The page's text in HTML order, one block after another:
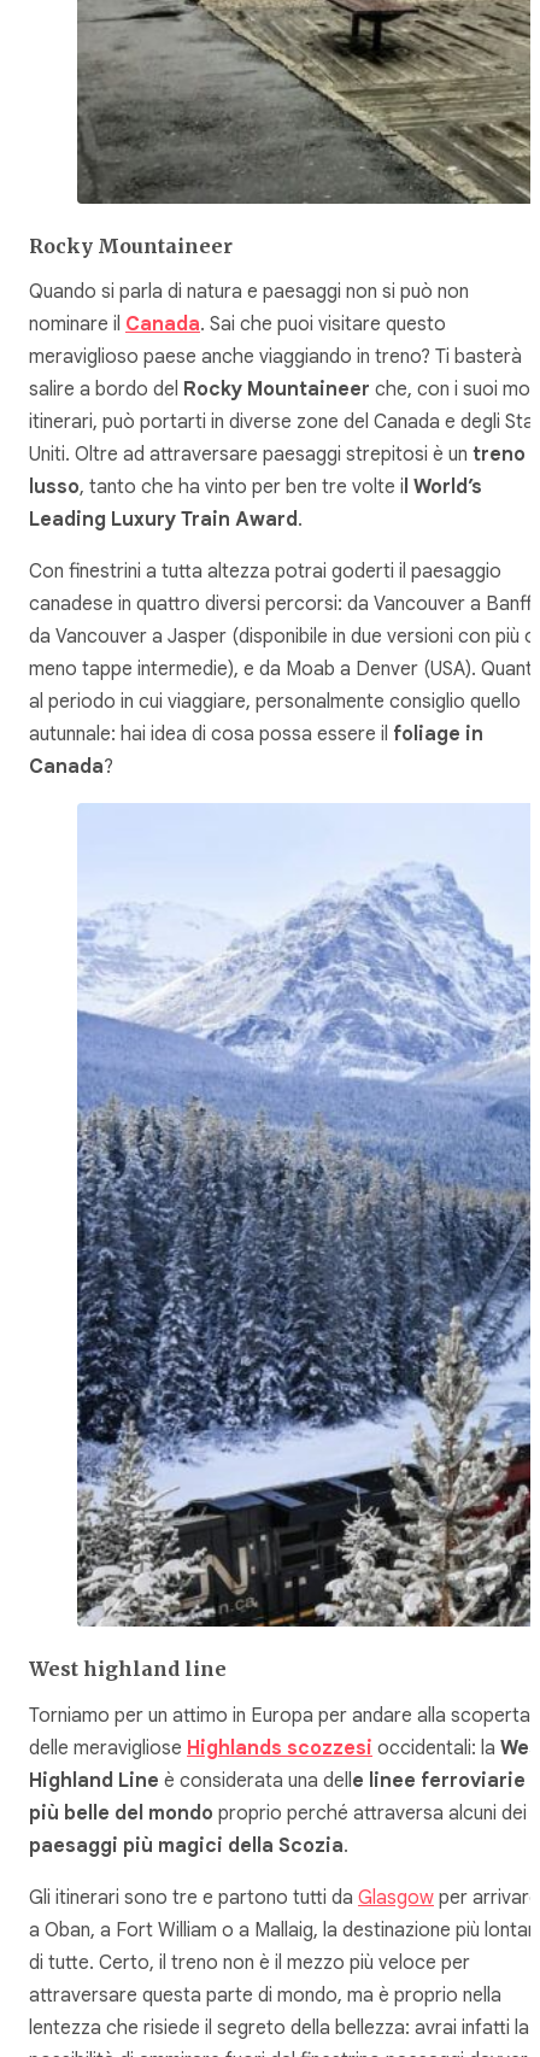
Rocky Mountaineer
Quando si parla di natura e paesaggi non si può non
nominare il Canada. Sai che puoi visitare questo
meraviglioso paese anche viaggiando in treno? Ti basterà
salire a bordo del Rocky Mountaineer che, con i suoi
itinerari, può portarti in diverse zone del Canada e degli
Uniti. Oltre ad attraversare paesaggi strepitosi è un treno
lusso, tanto che ha vinto per ben tre volte il World’s
Leading Luxury Train Award.
Con finestrini a tutta altezza potrai goderti il paesaggio
canadese in quattro diversi percorsi: da Vancouver a Banff,
da Vancouver a Jasper (disponibile in due versioni con più o
meno tappe intermedie), e da Moab a Denver (USA).
al periodo in cui viaggiare, personalmente consiglio quello
autunnale: hai idea di cosa possa essere il foliage in
Canada?
West highland line
Torniamo per un attimo in Europa per andare alla scoperta
delle meravigliose Highlands scozzesi occidentali: la
Highland Line è considerata una dell e linee ferroviarie
più belle del mondo proprio perché attraversa alcuni dei
paesaggi più magici della Scozia.
Gli itinerari sono tre e partono tutti da Glasgow per arrivare
a Oban, a Fort William o a Mallaig, la destinazione più
di tutte. Certo, il treno non è il mezzo più veloce per
attraversare questa parte di mondo, ma è proprio nella
lentezza che risiede il segreto della bellezza: avrai infatti la